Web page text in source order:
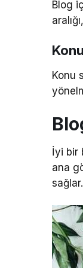
Blog
Konu
İyi bir
ana
sağlar.